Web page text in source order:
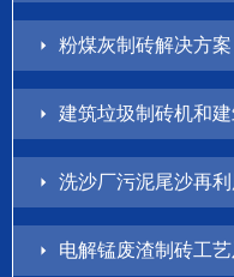
配方
粉煤灰制砖解决方案
建筑垃圾制砖机和
备解决方案
洗沙厂污泥尾沙再
制砖方案
电解锰废渣制砖工